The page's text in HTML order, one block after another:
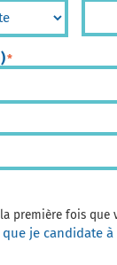
*
première fois
je candidate